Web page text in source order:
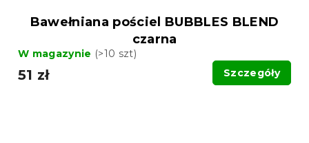
Bawełniana pościel BUBBLES BLEND
czarna
W magazynie (>10 szt)
51 zł Szczegóły